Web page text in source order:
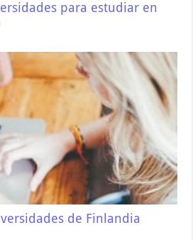
para estudiar en
de Finlandia